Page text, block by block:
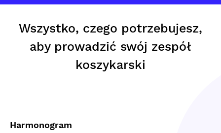
Wszystko, czego potrzebujesz,
aby prowadzić swój zespół
koszykarski
Harmonogram